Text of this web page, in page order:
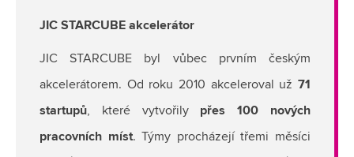
JIC STARCUBE akcelerátor
JIC STARCUBE byl vůbec prvním českým
akcelerátorem. Od roku 2010 akceleroval už 71
startupů, které vytvořily přes 100 nových
pracovních míst. Týmy procházejí třemi měsíci